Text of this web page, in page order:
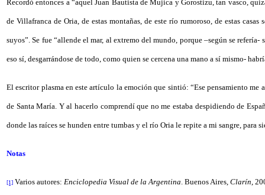
Recordó entonces a “aquel Juan Bautista de Mujica y Gorostizu, tan vasco,
de Villafranca de Oria, de estas montañas, de este río rumoroso, de estas
suyos”. Se fue “allende el mar, al extremo del mundo, porque –según se
eso sí, desgarrándose de todo, como quien se cercena una mano a sí mismo-
El escritor plasma en este artículo la emoción que sintió: “Ese pensamiento
de Santa María. Y al hacerlo comprendí que no me estaba despidiendo de
donde las raíces se hunden entre tumbas y el río Oria le repite a mi sangre, para
Notas
[1] Varios autores: Enciclopedia Visual de la Argentina. Buenos Aires, Clarín,